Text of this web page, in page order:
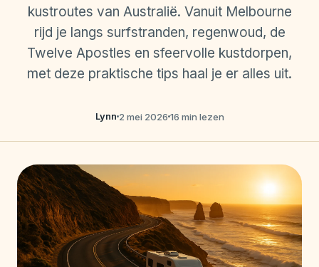
kustroutes van Australië. Vanuit Melbourne
rijd je langs surfstranden, regenwoud, de
Twelve Apostles en sfeervolle kustdorpen,
met deze praktische tips haal je er alles uit.
Lynn 2 mei 2026 16 min lezen